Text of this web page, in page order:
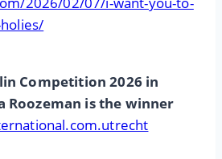
Competition 2026 in
Roozeman is the winner